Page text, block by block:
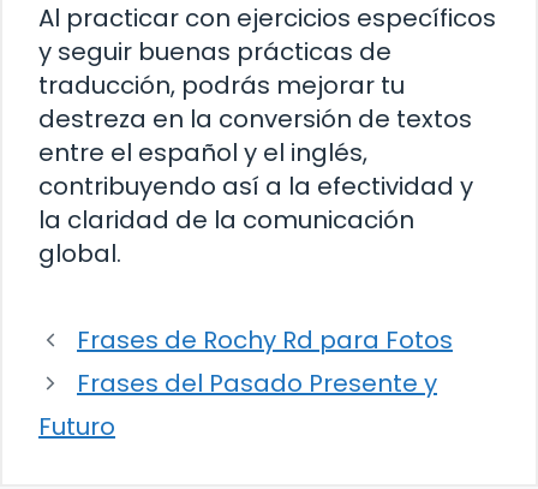
Al practicar con ejercicios específicos
y seguir buenas prácticas de
traducción, podrás mejorar tu
destreza en la conversión de textos
entre el español y el inglés,
contribuyendo así a la efectividad y
la claridad de la comunicación
global.
Frases de Rochy Rd para Fotos
Frases del Pasado Presente y
Futuro